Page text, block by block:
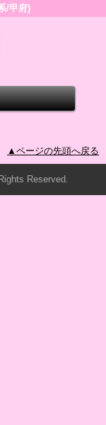
/甲府)
▲ページの先頭へ戻る
Reserved.